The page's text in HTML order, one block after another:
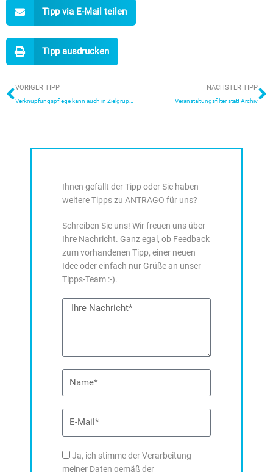
Tipp via E-Mail teilen
Tipp ausdrucken
Zurück
VORIGER TIPP NÄCHSTER TIPP
Veranstaltungsfilter statt Archiv
Ihnen gefällt der Tipp oder Sie haben
weitere Tipps zu ANTRAGO für uns?
Schreiben Sie uns! Wir freuen uns über
Ihre Nachricht. Ganz egal, ob Feedback
zum vorhandenen Tipp, einer neuen
Idee oder einfach nur Grüße an unser
Tipps-Team :-).
Nachricht
Mail
DSEJa, ich stimme der Verarbeitung
meiner Daten gemäß der